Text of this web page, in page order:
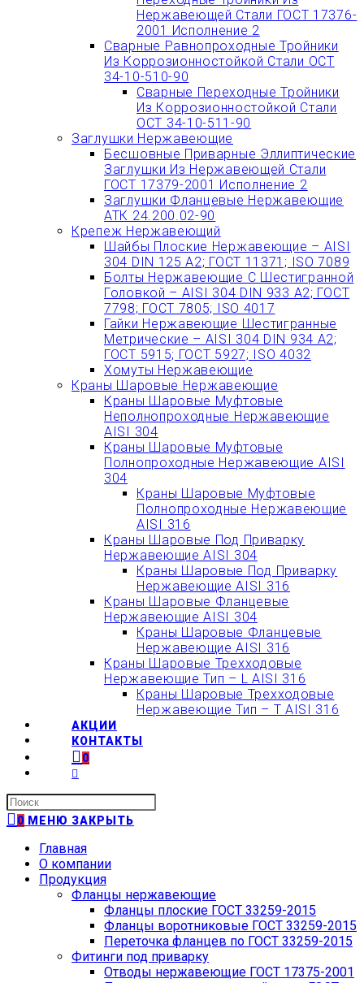
Нержавеющей Стали ГОСТ 17376-
2001 Исполнение 2
Сварные Равнопроходные Тройники
Из Коррозионностойкой Стали ОСТ
34-10-510-90
Сварные Переходные Тройники
Из Коррозионностойкой Стали
ОСТ 34-10-511-90
Заглушки Нержавеющие
Бесшовные Приварные Эллиптические
Заглушки Из Нержавеющей Стали
ГОСТ 17379-2001 Исполнение 2
Заглушки Фланцевые Нержавеющие
АТК 24.200.02-90
Крепеж Нержавеющий
Шайбы Плоские Нержавеющие – AISI
304 DIN 125 A2; ГОСТ 11371; ISO 7089
Болты Нержавеющие С Шестигранной
Головкой – AISI 304 DIN 933 A2; ГОСТ
7798; ГОСТ 7805; ISO 4017
Гайки Нержавеющие Шестигранные
Метрические – AISI 304 DIN 934 А2;
ГОСТ 5915; ГОСТ 5927; ISO 4032
Хомуты Нержавеющие
Краны Шаровые Нержавеющие
Краны Шаровые Муфтовые
Неполнопроходные Нержавеющие
AISI 304
Краны Шаровые Муфтовые
Полнопроходные Нержавеющие AISI
304
Краны Шаровые Муфтовые
Полнопроходные Нержавеющие
AISI 316
Краны Шаровые Под Приварку
Нержавеющие AISI 304
Краны Шаровые Под Приварку
Нержавеющие AISI 316
Краны Шаровые Фланцевые
Нержавеющие AISI 304
Краны Шаровые Фланцевые
Нержавеющие AISI 316
Краны Шаровые Трехходовые
Нержавеющие Тип – L AISI 316
Краны Шаровые Трехходовые
Нержавеющие Тип – T AISI 316
АКЦИИ
КОНТАКТЫ
0
Искать:
0 МЕНЮ ЗАКРЫТЬ
Главная
О компании
Продукция
Фланцы нержавеющие
Фланцы плоские ГОСТ 33259-2015
Фланцы воротниковые ГОСТ 33259-2015
Переточка фланцев по ГОСТ 33259-2015
Фитинги под приварку
Отводы нержавеющие ГОСТ 17375-2001